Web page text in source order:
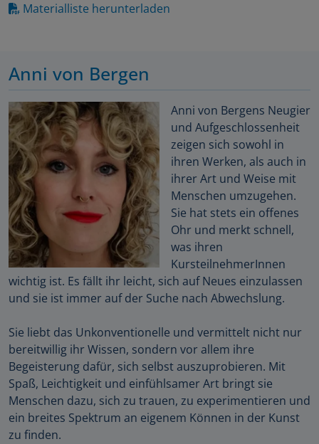
Materialliste herunterladen
Anni von Bergen
Anni von Bergens Neugier
und Aufgeschlossenheit
zeigen sich sowohl in
ihren Werken, als auch in
ihrer Art und Weise mit
Menschen umzugehen.
Sie hat stets ein offenes
Ohr und merkt schnell,
was ihren
KursteilnehmerInnen
wichtig ist. Es fällt ihr leicht, sich auf Neues einzulassen
und sie ist immer auf der Suche nach Abwechslung.
Sie liebt das Unkonventionelle und vermittelt nicht nur
bereitwillig ihr Wissen, sondern vor allem ihre
Begeisterung dafür, sich selbst auszuprobieren. Mit
Spaß, Leichtigkeit und einfühlsamer Art bringt sie
Menschen dazu, sich zu trauen, zu experimentieren und
ein breites Spektrum an eigenem Können in der Kunst
zu finden.